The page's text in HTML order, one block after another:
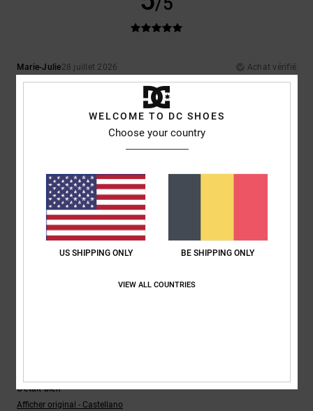
Marie-Julie28 juillet 2026
Achat vérifié
Exactement ce que nous cherchions
: 5 /5 Taille
5/5
26 juillet 2026
Confort: 5/5 Rapport qualité / prix Taille: Taille parfaiteMatière
/5
C'était bien
Afficher original - Castellano
WELCOME TO DC SHOES
Choose your country
US SHIPPING ONLY BE SHIPPING ONLY
VIEW ALL COUNTRIES